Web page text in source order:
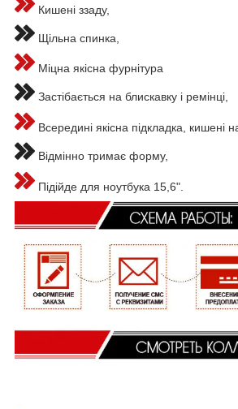
Кишені ззаду,
Щільна спинка,
Міцна якісна фурнітура
Застібається на блискавку і ремінці,
Всередині якісна підкладка, кишені
Відмінно тримає форму,
Підійде для ноутбука 15,6".